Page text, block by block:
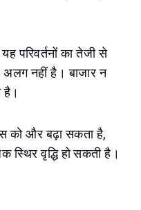
परिवर्तनों का तेजी से
नहीं है। बाजार न
है।
को और बढ़ा सकता है,
स्थिर वृद्धि हो सकती है।